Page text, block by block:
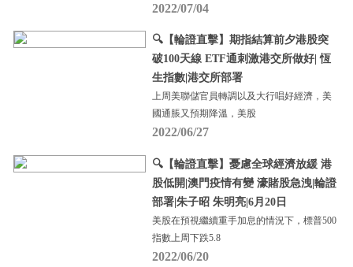
2022/07/04
🔍【輪證直擊】期指結算前夕港股突
破100天線 ETF通刺激港交所做好| 恆
生指數|港交所部署
上周美聯儲官員轉調以及大行唱好經濟，美
國通脹又預期降溫，美股
2022/06/27
🔍【輪證直擊】憂慮全球經濟放緩 港
股低開|澳門疫情有變 濠賭股急洩|輪證
部署|朱子昭 朱明亮|6月20日
美股在預視繼續重手加息的情況下，標普500
指數上周下跌5.8
2022/06/20